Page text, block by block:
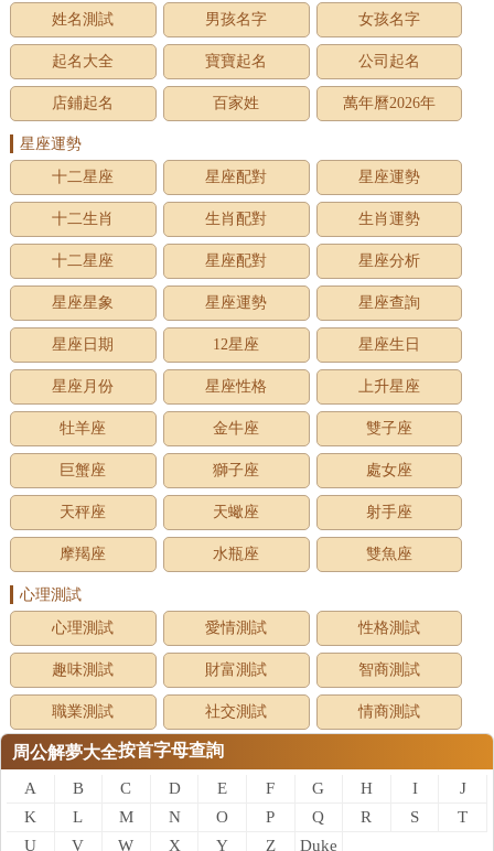
姓名測試
男孩名字 女孩名字
起名大全 寶寶起名 公司起名
店鋪起名 百家姓 萬年曆2026年
星座運勢
十二星座
星座配對 星座運勢
十二生肖 生肖配對 生肖運勢
十二星座 星座配對 星座分析
星座星象 星座運勢 星座查詢
星座日期 12星座 星座生日
星座月份 星座性格 上升星座
牡羊座 金牛座 雙子座
巨蟹座 獅子座 處女座
天秤座 天蠍座 射手座
摩羯座 水瓶座 雙魚座
心理測試
心理測試
愛情測試 性格測試
趣味測試 財富測試 智商測試
職業測試 社交測試 情商測試
周公解夢大全按首字母查詢
A B C D E F G H I
J
K
L M N O P Q R S
T
U
V W X Y Z Duke